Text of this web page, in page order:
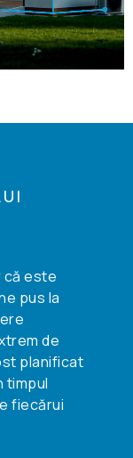
că este
pus la
de
planificat
timpul
fiecărui